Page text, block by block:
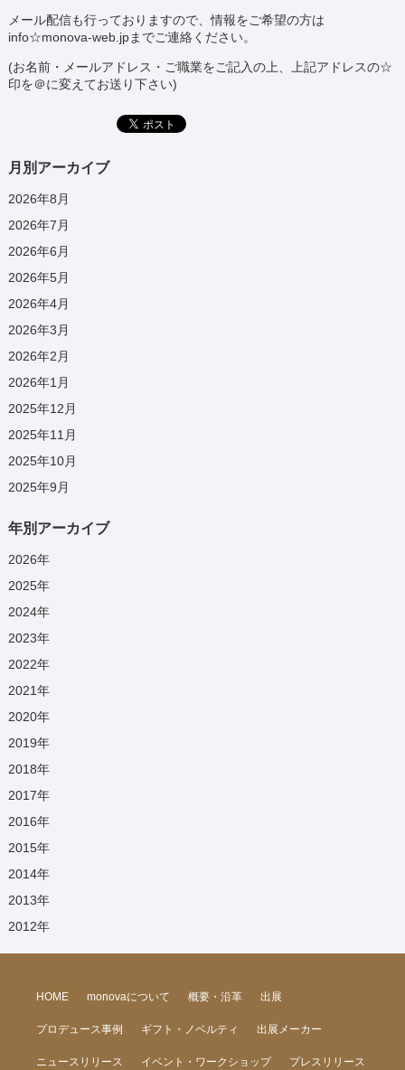
メール配信も行っておりますので、情報をご希望の方は
info☆monova-web.jpまでご連絡ください。
(お名前・メールアドレス・ご職業をご記入の上、上記アドレスの☆
印を＠に変えてお送り下さい)
月別アーカイブ
2026年8月
2026年7月
2026年6月
2026年5月
2026年4月
2026年3月
2026年2月
2026年1月
2025年12月
2025年11月
2025年10月
2025年9月
年別アーカイブ
2026年
2025年
2024年
2023年
2022年
2021年
2020年
2019年
2018年
2017年
2016年
2015年
2014年
2013年
2012年
HOME monovaについて 概要・沿革 出展
プロデュース事例 ギフト・ノベルティ 出展メーカー
ニュースリリース イベント・ワークショップ プレスリリース